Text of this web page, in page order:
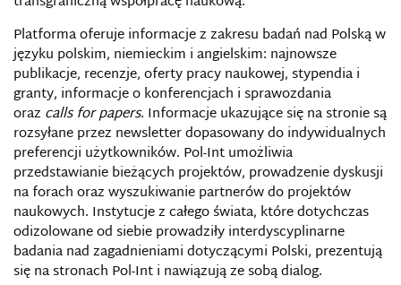
Platforma oferuje informacje z zakresu badań nad Polską w
języku polskim, niemieckim i angielskim: najnowsze
publikacje, recenzje, oferty pracy naukowej, stypendia i
granty, informacje o konferencjach i sprawozdania
oraz calls for papers. Informacje ukazujące się na stronie są
rozsyłane przez newsletter dopasowany do indywidualnych
preferencji użytkowników. Pol-Int umożliwia
przedstawianie bieżących projektów, prowadzenie dyskusji
na forach oraz wyszukiwanie partnerów do projektów
naukowych. Instytucje z całego świata, które dotychczas
odizolowane od siebie prowadziły interdyscyplinarne
badania nad zagadnieniami dotyczącymi Polski, prezentują
się na stronach Pol-Int i nawiązują ze sobą dialog.